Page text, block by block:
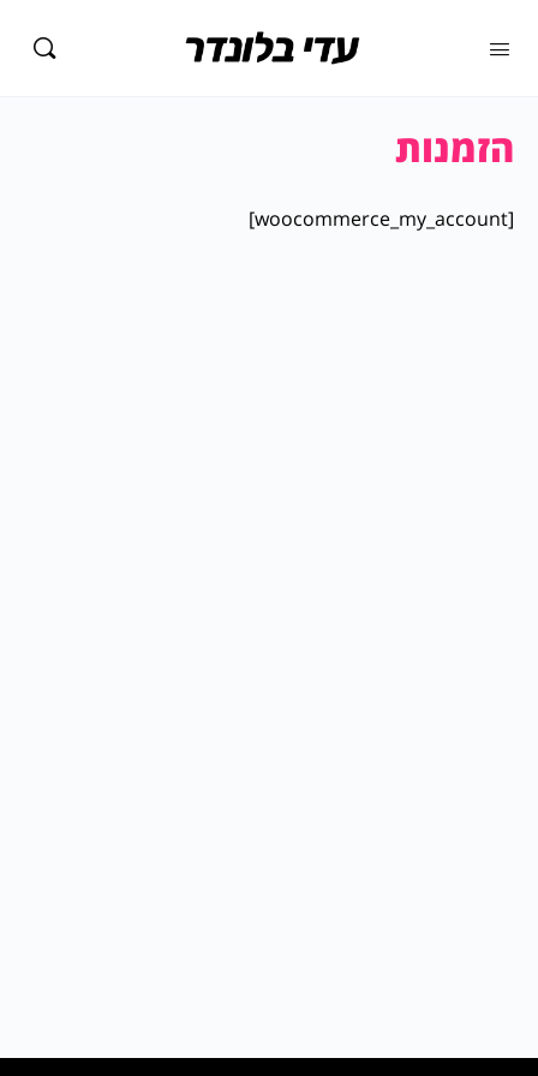
הזמנות
[woocommerce_my_account]